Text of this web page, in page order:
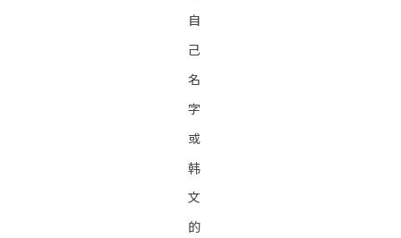
自
己
名
字
或
韩
文
的